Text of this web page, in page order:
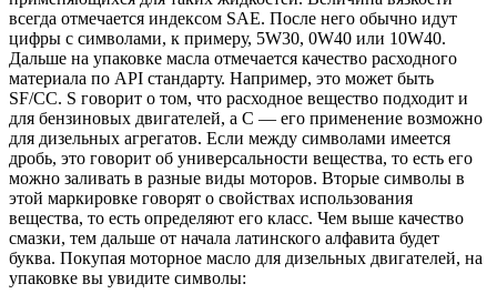
всегда отмечается индексом SAE. После него обычно идут
цифры с символами, к примеру, 5W30, 0W40 или 10W40.
Дальше на упаковке масла отмечается качество расходного
материала по API стандарту. Например, это может быть
SF/CC. S говорит о том, что расходное вещество подходит и
для бензиновых двигателей, а С — его применение возможно
для дизельных агрегатов. Если между символами имеется
дробь, это говорит об универсальности вещества, то есть его
можно заливать в разные виды моторов. Вторые символы в
этой маркировке говорят о свойствах использования
вещества, то есть определяют его класс. Чем выше качество
смазки, тем дальше от начала латинского алфавита будет
буква. Покупая моторное масло для дизельных двигателей, на
упаковке вы увидите символы: